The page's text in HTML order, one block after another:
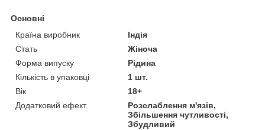
Основні
Країна виробник
Індія
Стать
Жіноча
Форма випуску
Рідина
Кількість в упаковці
1 шт.
Вік
18+
Додатковий ефект
Розслаблення м'язів,
Збільшення чутливості,
Збудливий